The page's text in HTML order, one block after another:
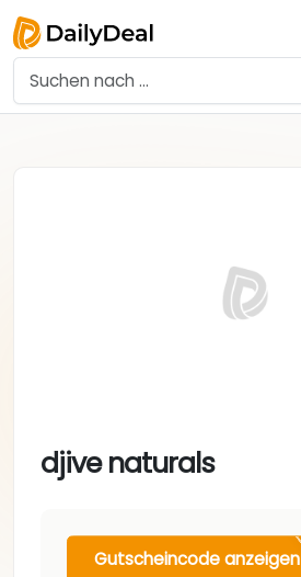
djive naturals
Gutscheincode anzeigen